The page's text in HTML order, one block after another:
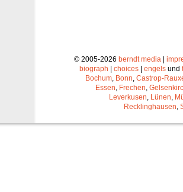
© 2005-2026 berndt media |
biograph | choices | engels und
Bochum Bonn Castrop-
Essen Frechen
Leverkusen Lünen
Recklinghausen